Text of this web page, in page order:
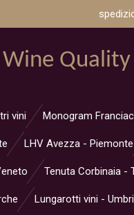
Quality
vini Monogram
LHV Avezza - Piemonte
Tenuta Corbinaia -
Lungarotti vini -